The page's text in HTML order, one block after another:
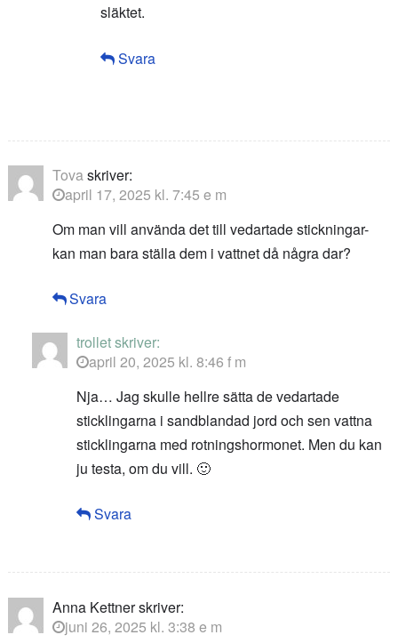
släktet.
Svara
Tovaskriver:
april 17, 2025 kl. 7:45 e m
Om man vill använda det till vedartade stickningar-
kan man bara ställa dem i vattnet då några dar?
Svara
trolletskriver:
april 20, 2025 kl. 8:46 f m
Nja… Jag skulle hellre sätta de vedartade
sticklingarna i sandblandad jord och sen vattna
sticklingarna med rotningshormonet. Men du kan
ju testa, om du vill. 🙂
Svara
Anna Kettnerskriver:
juni 26, 2025 kl. 3:38 e m